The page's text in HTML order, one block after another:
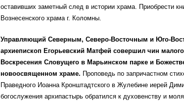
оставивших заметный след в истории храма. Приобрести
Вознесенского храма г. Коломны.
Управляющий Северным, Северо-Восточным и Юго-
архиепископ Егорьевский Матфей совершил чин
Воскресения Словущего в Марьинском парке и
новоосвященном храме. Проповедь по запричастном
Праведного Иоанна Кронштадтского в Жулебине иерей
богослужения архипастырь обратился к духовенству и